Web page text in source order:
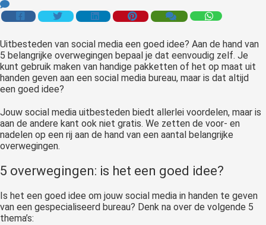
Uitbesteden van social media een goed idee? Aan de hand van
5 belangrijke overwegingen bepaal je dat eenvoudig zelf. Je
kunt gebruik maken van handige pakketten of het op maat uit
handen geven aan een social media bureau, maar is dat altijd
een goed idee?
Jouw social media uitbesteden biedt allerlei voordelen, maar is
aan de andere kant ook niet gratis. We zetten de voor- en
nadelen op een rij aan de hand van een aantal belangrijke
overwegingen.
5 overwegingen: is het een goed idee?
Is het een goed idee om jouw social media in handen te geven
van een gespecialiseerd bureau? Denk na over de volgende 5
thema’s:
gebruikt
de
Hierdoor
website-
van